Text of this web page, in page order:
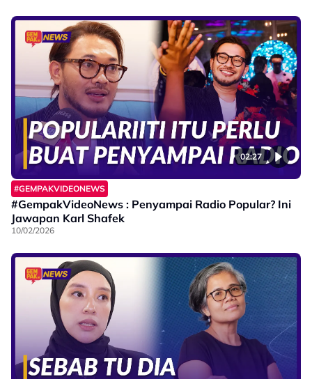
02:27
#GEMPAKVIDEONEWS
#GempakVideoNews : Penyampai Radio Popular? Ini
Jawapan Karl Shafek
10/02/2026